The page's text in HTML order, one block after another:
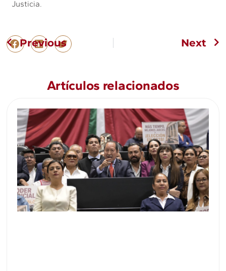
Justicia.
Previous Next
Artículos relacionados